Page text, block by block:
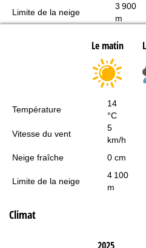
Limite de la neige
3 900
m
Le matin
Température
14
°C
Vitesse du vent
5
km/h
Neige fraîche
0 cm
Limite de la neige
4 100
m
Climat